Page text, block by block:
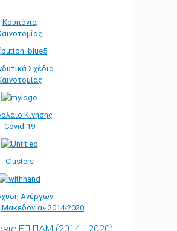
Κουπόνια
Σχέδια
Κίνησης
Covid-19
Clusters
Ανέργων
Μακεδονία» 2014-2020
ΕΠ ΠΔΜ (2014 - 2020)